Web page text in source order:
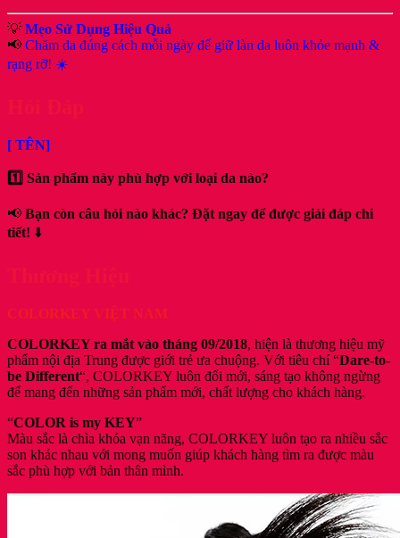
💡 Mẹo Sử Dụng Hiệu Quả
📢 Chăm da đúng cách mỗi ngày để giữ làn da luôn khỏe mạnh &
rạng rỡ! ☀️
[ TÊN]
1️⃣ Sản phẩm này phù hợp với loại da nào?
📢 Bạn còn câu hỏi nào khác? Đặt ngay để được giải đáp chi
tiết! ⬇️
COLORKEY VIỆT NAM
COLORKEY ra mắt vào tháng 09/2018, hiện là thương hiệu mỹ
phẩm nội địa Trung được giới trẻ ưa chuộng. Với tiêu chí “Dare-to-
be Different“, COLORKEY luôn đổi mới, sáng tạo không ngừng
để mang đến những sản phẩm mới, chất lượng cho khách hàng.
“COLOR is my KEY”
Màu sắc là chìa khóa vạn năng, COLORKEY luôn tạo ra nhiều sắc
son khác nhau với mong muốn giúp khách hàng tìm ra được màu
sắc phù hợp với bản thân mình.